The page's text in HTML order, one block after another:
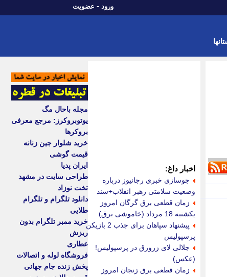
ورود - عضویت
اخبار داغ:
جوسازی خبری رجانیوز درباره
وضعیت سلامتی رهبر انقلاب+سند
زمان قطعی برق گرگان امروز
یکشنبه 18 مرداد (خاموشی برق)
پیشنهاد سپاهان برای جذب 2 بازیکن
پرسپولیس
جلالی لای زرورق در پرسپولیس!
(عکس)
زمان قطعی برق زنجان امروز
مجله باحال مگ
یوتوبروکرز: مرجع معرفی
بروکرها
خرید شلوار جین زنانه
قیمت گوشی
ایران پدیا
طراحی سایت در مشهد
تخت نوزاد
دانلود تلگرام و تلگرام
طلایی
خرید ممبر تلگرام بدون
ریزش
عطاری
فروشگاه لوله و اتصالات
پخش زنده جام جهانی